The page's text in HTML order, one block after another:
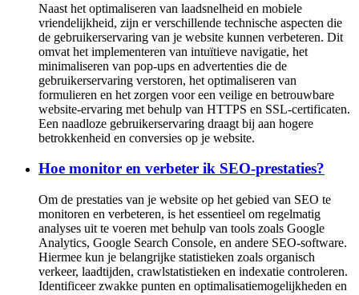
Naast het optimaliseren van laadsnelheid en mobiele
vriendelijkheid, zijn er verschillende technische aspecten die
de gebruikerservaring van je website kunnen verbeteren. Dit
omvat het implementeren van intuïtieve navigatie, het
minimaliseren van pop-ups en advertenties die de
gebruikerservaring verstoren, het optimaliseren van
formulieren en het zorgen voor een veilige en betrouwbare
website-ervaring met behulp van HTTPS en SSL-certificaten.
Een naadloze gebruikerservaring draagt bij aan hogere
betrokkenheid en conversies op je website.
Hoe monitor en verbeter ik SEO-prestaties?
Om de prestaties van je website op het gebied van SEO te
monitoren en verbeteren, is het essentieel om regelmatig
analyses uit te voeren met behulp van tools zoals Google
Analytics, Google Search Console, en andere SEO-software.
Hiermee kun je belangrijke statistieken zoals organisch
verkeer, laadtijden, crawlstatistieken en indexatie controleren.
Identificeer zwakke punten en optimalisatiemogelijkheden en